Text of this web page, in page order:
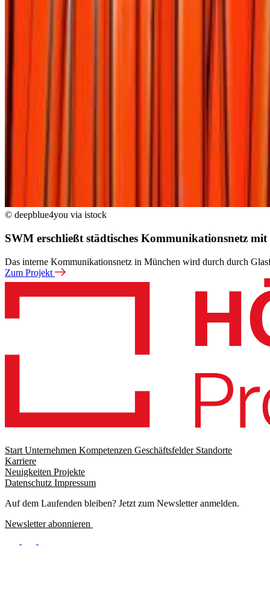
© deepblue4you via istock
SWM erschließt städtisches Kommunikationsnetz
Das interne Kommunikationsnetz in München wird durch durch
Zum Projekt
Footer
menu
Start Unternehmen Kompetenzen Geschäftsfelder Standorte
Karriere
Footer
Meta
Neuigkeiten Projekte
Datenschutz Impressum
Auf dem Laufenden bleiben? Jetzt zum Newsletter anmelden.
Newsletter abonnieren